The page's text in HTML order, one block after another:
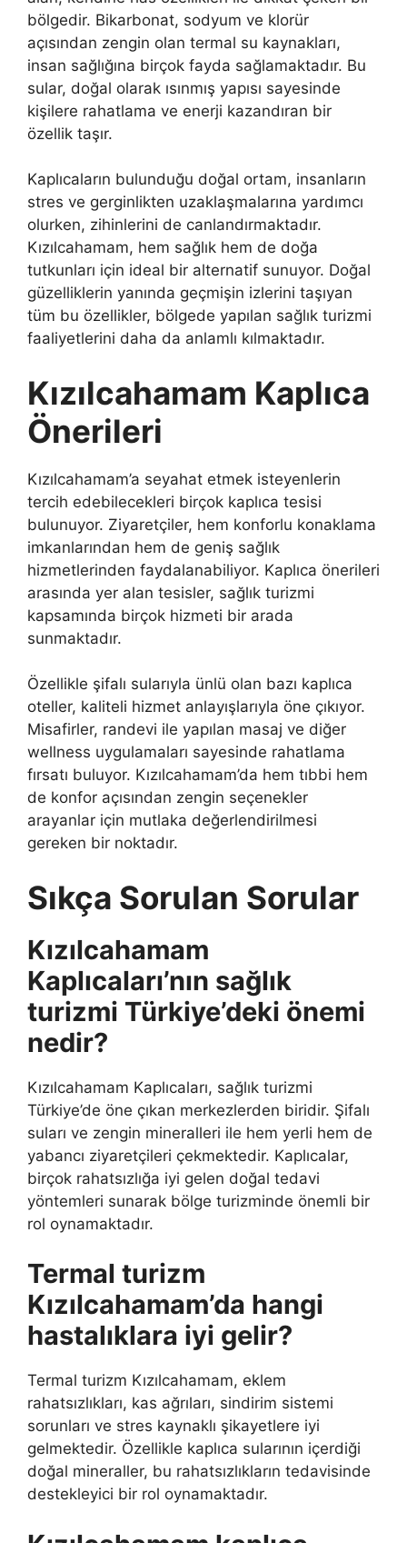
bölgedir. Bikarbonat, sodyum ve klorür
açısından zengin olan termal su kaynakları,
insan sağlığına birçok fayda sağlamaktadır. Bu
sular, doğal olarak ısınmış yapısı sayesinde
kişilere rahatlama ve enerji kazandıran bir
özellik taşır.
Kaplıcaların bulunduğu doğal ortam, insanların
stres ve gerginlikten uzaklaşmalarına yardımcı
olurken, zihinlerini de canlandırmaktadır.
Kızılcahamam, hem sağlık hem de doğa
tutkunları için ideal bir alternatif sunuyor. Doğal
güzelliklerin yanında geçmişin izlerini taşıyan
tüm bu özellikler, bölgede yapılan sağlık turizmi
faaliyetlerini daha da anlamlı kılmaktadır.
Kızılcahamam Kaplıca
Önerileri
Kızılcahamam’a seyahat etmek isteyenlerin
tercih edebilecekleri birçok kaplıca tesisi
bulunuyor. Ziyaretçiler, hem konforlu konaklama
imkanlarından hem de geniş sağlık
hizmetlerinden faydalanabiliyor. Kaplıca önerileri
arasında yer alan tesisler, sağlık turizmi
kapsamında birçok hizmeti bir arada
sunmaktadır.
Özellikle şifalı sularıyla ünlü olan bazı kaplıca
oteller, kaliteli hizmet anlayışlarıyla öne çıkıyor.
Misafirler, randevi ile yapılan masaj ve diğer
wellness uygulamaları sayesinde rahatlama
fırsatı buluyor. Kızılcahamam’da hem tıbbi hem
de konfor açısından zengin seçenekler
arayanlar için mutlaka değerlendirilmesi
gereken bir noktadır.
Sıkça Sorulan Sorular
Kızılcahamam
Kaplıcaları’nın sağlık
turizmi Türkiye’deki önemi
nedir?
Kızılcahamam Kaplıcaları, sağlık turizmi
Türkiye’de öne çıkan merkezlerden biridir. Şifalı
suları ve zengin mineralleri ile hem yerli hem de
yabancı ziyaretçileri çekmektedir. Kaplıcalar,
birçok rahatsızlığa iyi gelen doğal tedavi
yöntemleri sunarak bölge turizminde önemli bir
rol oynamaktadır.
Termal turizm
Kızılcahamam’da hangi
hastalıklara iyi gelir?
Termal turizm Kızılcahamam, eklem
rahatsızlıkları, kas ağrıları, sindirim sistemi
sorunları ve stres kaynaklı şikayetlere iyi
gelmektedir. Özellikle kaplıca sularının içerdiği
doğal mineraller, bu rahatsızlıkların tedavisinde
destekleyici bir rol oynamaktadır.